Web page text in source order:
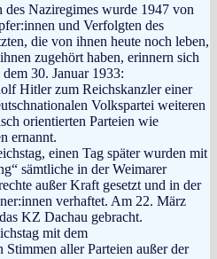
Naziregimes wurde 1947 von
und Verfolgten des
die von ihnen heute noch leben,
zugehört haben, erinnern sich
30. Januar 1933:
Hitler zum Reichskanzler einer
Volkspartei weiteren
orientierten Parteien wie
ernannt.
einen Tag später wurden mit
sämtliche in der Weimarer
außer Kraft gesetzt und in der
verhaftet. Am 22. März
KZ Dachau gebracht.
mit dem
Stimmen aller Parteien außer der